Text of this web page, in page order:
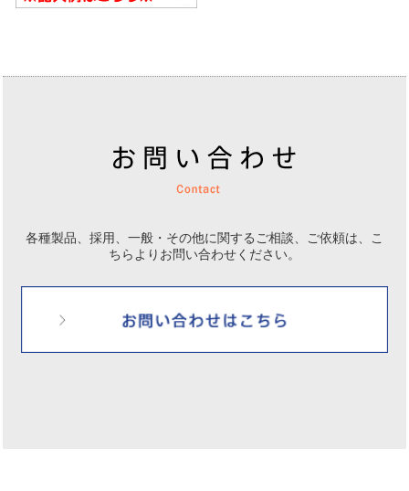
各種製品、採用、一般・その他に関するご相談、ご依頼は、 こ
ちらよりお問い合わせください。